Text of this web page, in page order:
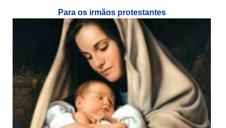
Para os irmãos protestantes